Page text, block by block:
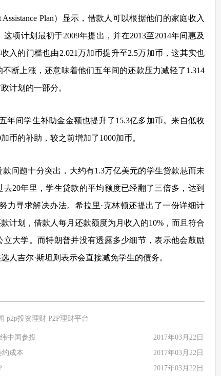
Plan）显示，借款人可以根据他们的家庭收入
项计划最初于2009年提出，并在2013至2014年间惠及
入的门槛也由2.021万加币提升至2.5万加币，这其实也
断上涨，还意味着他们五年间的还款压力减轻了1.314
计划的一部分。
年间学生补助金金额也提升了15.3亿多加币。来自低收
币的补助，较之前增加了1000加币。
款问题十分突出，大约有1.3万亿美元的学生贷款悬而未
20年里，学生贷款的平均额度已经翻了三倍多，达到
力寻求解决办法。 希拉里·克林顿还提出了一份详细计
计划，借款人每月还款额度为月收入的10%，而且符合
立大学。而特朗普并没有透露多少细节，表示他会鼓励
人吉尔·斯坦则表示会直接减免学生的债务。
p2p投资理财 P2P理财平台
中国参投
2017年03月22日
约成本
2017年03月22日
2017年03月22日